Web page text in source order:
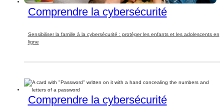
Comprendre la cybersécurité
Sensibiliser la famille à la cybersécurité : protéger les enfants et les adolescents en
ligne
Comprendre la cybersécurité